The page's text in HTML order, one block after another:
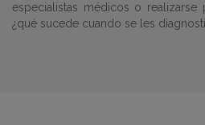
especialistas médicos o realizarse
¿qué sucede cuando se les